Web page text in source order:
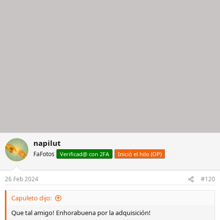
napilut
FaFotos Verificad@ con 2FA Inició el hilo (OP)
26 Feb 2024 #120
Capuleto dijo:
Que tal amigo! Enhorabuena por la adquisición!